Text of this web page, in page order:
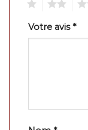
Votre avis*